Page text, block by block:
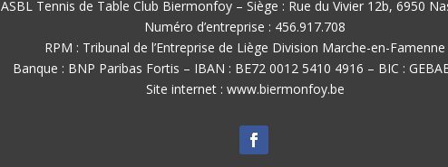
ASBL Tennis de Table Club Biermonfoy – Siège : Rue du Vivier 12b, 6950
Numéro d’entreprise : 456.917.708
RPM : Tribunal de l’Entreprise de Liège Division Marche-en-Famenne
Banque : BNP Paribas Fortis – IBAN : BE72 0012 5410 4916 – BIC :
Site internet : www.biermonfoy.be